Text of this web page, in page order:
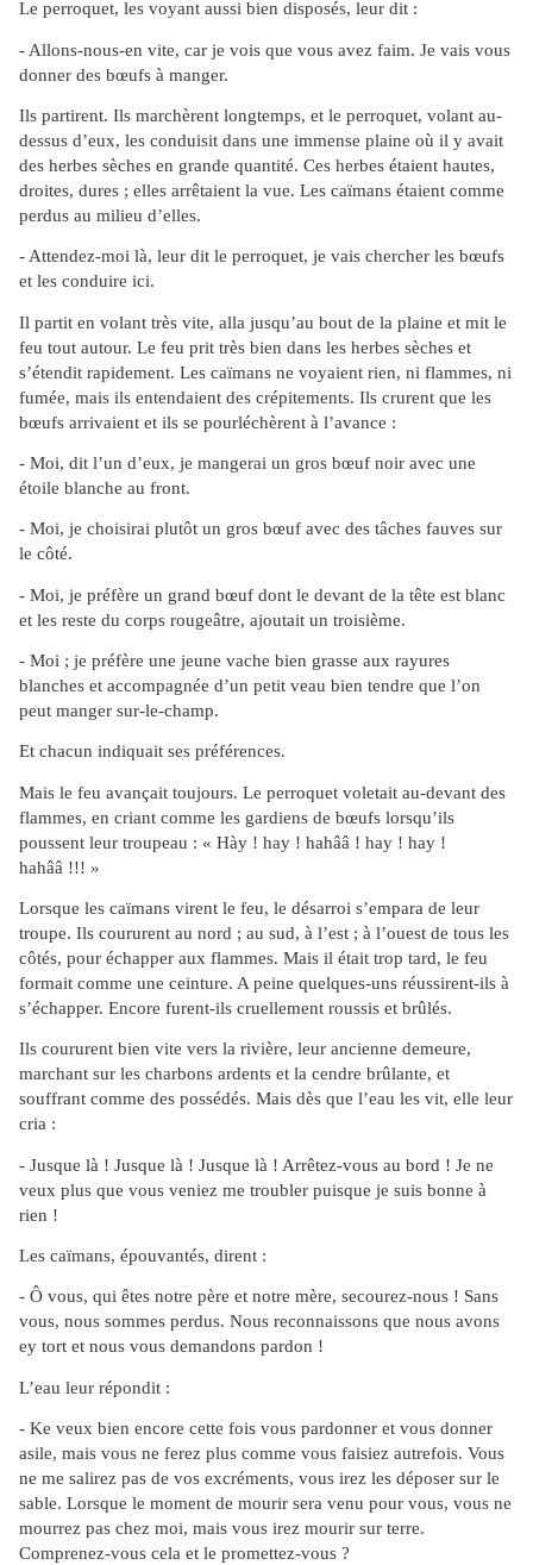
Le perroquet, les voyant aussi bien disposés, leur dit :
- Allons-nous-en vite, car je vois que vous avez faim. Je vais vous
donner des bœufs à manger.
Ils partirent. Ils marchèrent longtemps, et le perroquet, volant au-
dessus d’eux, les conduisit dans une immense plaine où il y avait
des herbes sèches en grande quantité. Ces herbes étaient hautes,
droites, dures ; elles arrêtaient la vue. Les caïmans étaient comme
perdus au milieu d’elles.
- Attendez-moi là, leur dit le perroquet, je vais chercher les bœufs
et les conduire ici.
Il partit en volant très vite, alla jusqu’au bout de la plaine et mit le
feu tout autour. Le feu prit très bien dans les herbes sèches et
s’étendit rapidement. Les caïmans ne voyaient rien, ni flammes, ni
fumée, mais ils entendaient des crépitements. Ils crurent que les
bœufs arrivaient et ils se pourléchèrent à l’avance :
- Moi, dit l’un d’eux, je mangerai un gros bœuf noir avec une
étoile blanche au front.
- Moi, je choisirai plutôt un gros bœuf avec des tâches fauves sur
le côté.
- Moi, je préfère un grand bœuf dont le devant de la tête est blanc
et les reste du corps rougeâtre, ajoutait un troisième.
- Moi ; je préfère une jeune vache bien grasse aux rayures
blanches et accompagnée d’un petit veau bien tendre que l’on
peut manger sur-le-champ.
Et chacun indiquait ses préférences.
Mais le feu avançait toujours. Le perroquet voletait au-devant des
flammes, en criant comme les gardiens de bœufs lorsqu’ils
poussent leur troupeau : « Hày ! hay ! hahââ ! hay ! hay !
hahââ !!! »
Lorsque les caïmans virent le feu, le désarroi s’empara de leur
troupe. Ils coururent au nord ; au sud, à l’est ; à l’ouest de tous les
côtés, pour échapper aux flammes. Mais il était trop tard, le feu
formait comme une ceinture. A peine quelques-uns réussirent-ils à
s’échapper. Encore furent-ils cruellement roussis et brûlés.
Ils coururent bien vite vers la rivière, leur ancienne demeure,
marchant sur les charbons ardents et la cendre brûlante, et
souffrant comme des possédés. Mais dès que l’eau les vit, elle leur
cria :
- Jusque là ! Jusque là ! Jusque là ! Arrêtez-vous au bord ! Je ne
veux plus que vous veniez me troubler puisque je suis bonne à
rien !
Les caïmans, épouvantés, dirent :
- Ô vous, qui êtes notre père et notre mère, secourez-nous ! Sans
vous, nous sommes perdus. Nous reconnaissons que nous avons
ey tort et nous vous demandons pardon !
L’eau leur répondit :
- Ke veux bien encore cette fois vous pardonner et vous donner
asile, mais vous ne ferez plus comme vous faisiez autrefois. Vous
ne me salirez pas de vos excréments, vous irez les déposer sur le
sable. Lorsque le moment de mourir sera venu pour vous, vous ne
mourrez pas chez moi, mais vous irez mourir sur terre.
Comprenez-vous cela et le promettez-vous ?